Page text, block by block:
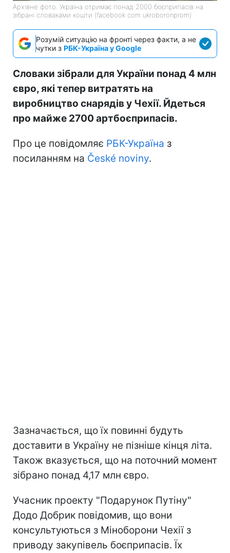
Архівне фото: Україна отримає понад 2000 боєприпасів на
зібрані словаками кошти (facebook com ukroboronprom)
Розумій ситуацію на фронті через факти, а не
чутки з РБК-Україна у Google
Словаки зібрали для України понад 4 млн
євро, які тепер витратять на
виробництво снарядів у Чехії. Йдеться
про майже 2700 артбоєприпасів.
Про це повідомляє РБК-Україна з
посиланням на České noviny.
Зазначається, що їх повинні будуть
доставити в Україну не пізніше кінця літа.
Також вказується, що на поточний момент
зібрано понад 4,17 млн євро.
Учасник проекту "Подарунок Путіну"
Додо Добрик повідомив, що вони
консультуються з Міноборони Чехії з
приводу закупівель боєприпасів. Їх